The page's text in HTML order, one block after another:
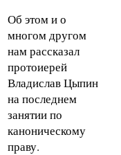
Об этом и о
многом другом
нам рассказал
протоиерей
Владислав Цыпин
на последнем
занятии по
каноническому
праву.